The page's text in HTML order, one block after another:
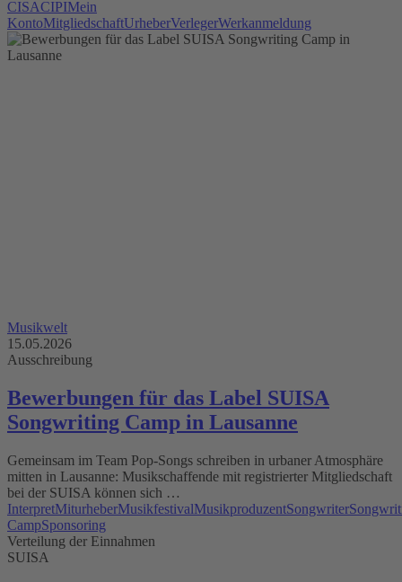
CISACIPIMein
KontoMitgliedschaftUrheberVerlegerWerkanmeldung
Musikwelt
15.05.2026
Ausschreibung
Bewerbungen für das Label SUISA
Songwriting Camp in Lausanne
Gemeinsam im Team Pop-Songs schreiben in urbaner Atmosphäre
mitten in Lausanne: Musikschaffende mit registrierter Mitgliedschaft
bei der SUISA können sich …
InterpretMiturheberMusikfestivalMusikproduzentSongwriter
CampSponsoring
Verteilung der Einnahmen
SUISA